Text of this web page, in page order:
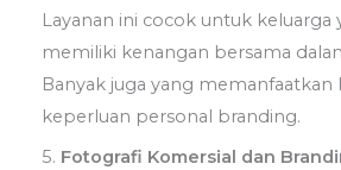
Layanan ini cocok untuk keluarga
memiliki kenangan bersama
Banyak juga yang memanfaatkan
keperluan personal branding.
5. Fotografi Komersial dan